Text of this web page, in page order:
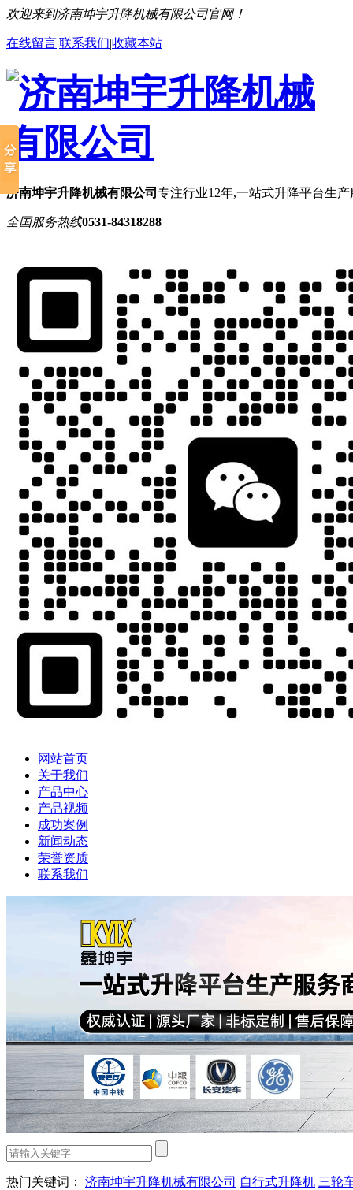
欢迎来到济南坤宇升降机械有限公司官网！
在线留言|联系我们|收藏本站
济南坤宇升降机械有限公司 专注行业12年,一站式升降平台生产
全国服务热线0531-84318288
网站首页
关于我们
产品中心
产品视频
成功案例
新闻动态
荣誉资质
联系我们
热门关键词： 济南坤宇升降机械有限公司 自行式升降机 三轮